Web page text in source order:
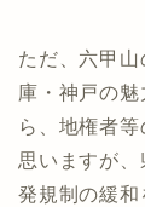
ただ、六甲
庫・神戸の
ら、地権者
思いますが
発規制の緩和